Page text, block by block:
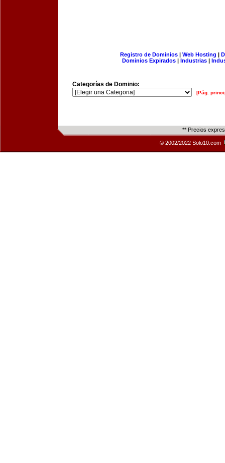
Registro de Dominios| Web Hosting |
Dominios Expirados | Industrias |
Categorías de Dominio:
[Pág.
** Precios
© 2002/2022 Solo10.com